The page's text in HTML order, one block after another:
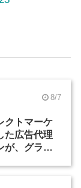
8/7
クトマーケ
た広告代理
が、グラフ